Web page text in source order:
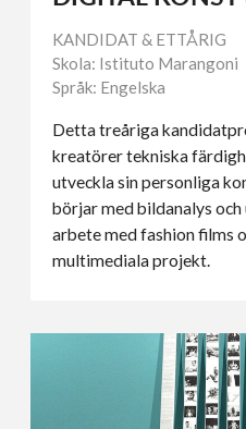
KANDIDAT & ETTÅRIG
Skola: Istituto Marangoni
Språk: Engelska
Detta treåriga
kreatörer tekniska
utveckla sin personliga
börjar med bildanalys
arbete med fashion films
multimediala projekt.